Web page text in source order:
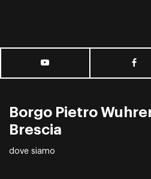
Borgo Pietro
Brescia
dove siamo